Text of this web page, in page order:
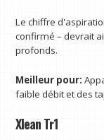
Le chiffre
confirmé – devrait
profonds.
Meilleur pour:
faible débit et des
Xlean Tr1